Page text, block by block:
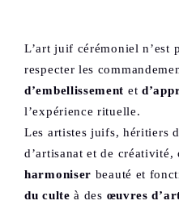
L’art juif cérémoniel n’est
respecter les
d’embellissement et
l’expérience rituelle.
Les artistes juifs, héritiers
d’artisanat et de
harmoniser beauté et
du culte à des œuvres